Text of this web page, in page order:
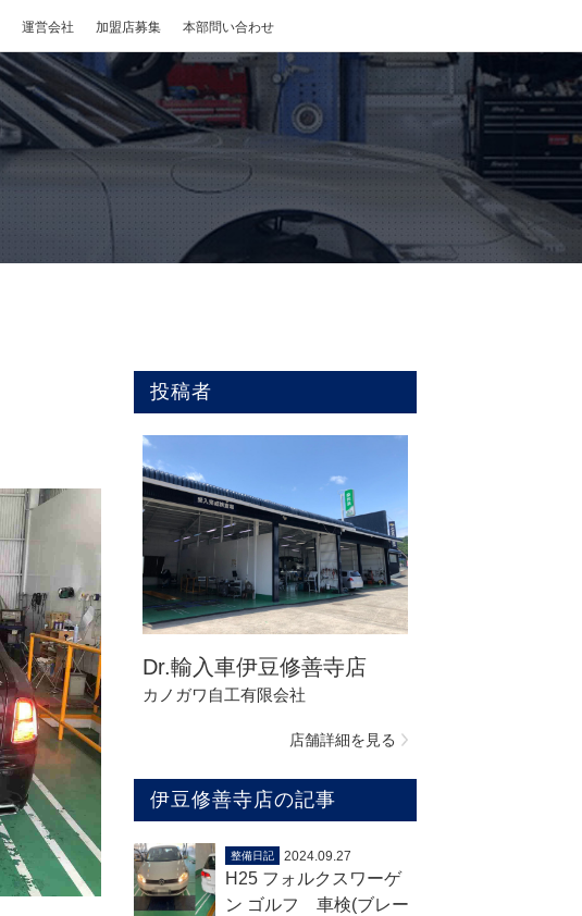
運営会社 加盟店募集 本部問い合わせ
投稿者
Dr.輸入車伊豆修善寺店
カノガワ自工有限会社
店舗詳細を見る
伊豆修善寺店の記事
整備日記 2024.09.27
H25 フォルクスワーゲ
ン ゴルフ 車検(ブレー